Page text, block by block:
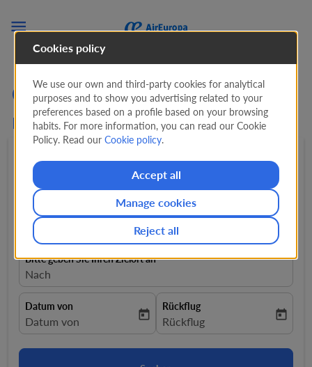

Günstige Flüge ab Sevilla
nach Italien ab170 EUR
Hin- und rückflug 1 Passagiere
Von
Sevilla, Spanien, SVQ close
Bitte geben Sie Ihren Zielort an
Nach
Datum von
fc-booking-departure-date-aria-label
Datum von today
Rückflug
fc-booking-return-date-aria-
Rückflug today
Cookies policy
We use our own and third-party cookies for analytical
purposes and to show you advertising related to your
preferences based on a profile based on your browsing
habits. For more information, you can read our Cookie
Policy. Read ourCookie policy.
Accept all
Reject all
Manage cookies